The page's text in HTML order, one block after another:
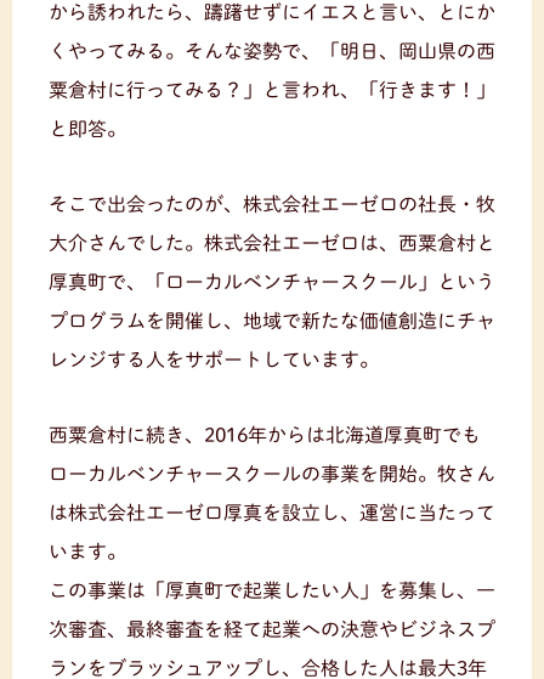
から誘われたら、躊躇せずにイエスと言い、とにか
くやってみる。そんな姿勢で、「明日、岡山県の西
粟倉村に行ってみる？」と言われ、「行きます！」
と即答。
そこで出会ったのが、株式会社エーゼロの社長・牧
大介さんでした。株式会社エーゼロは、西粟倉村と
厚真町で、「ローカルベンチャースクール」という
プログラムを開催し、地域で新たな価値創造にチャ
レンジする人をサポートしています。
西粟倉村に続き、2016年からは北海道厚真町でも
ローカルベンチャースクールの事業を開始。牧さん
は株式会社エーゼロ厚真を設立し、運営に当たって
います。
この事業は「厚真町で起業したい人」を募集し、一
次審査、最終審査を経て起業への決意やビジネスプ
ランをブラッシュアップし、合格した人は最大3年